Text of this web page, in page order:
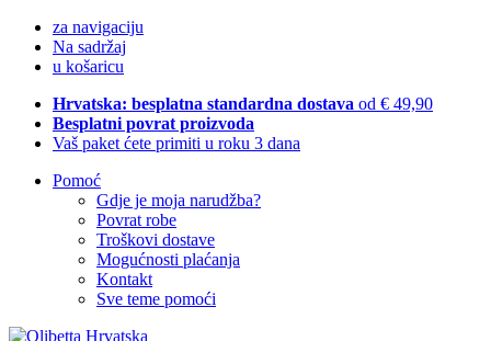
za navigaciju
Na sadržaj
u košaricu
Hrvatska: besplatna standardna dostava od € 49,90
Besplatni povrat proizvoda
Vaš paket ćete primiti u roku 3 dana
Pomoć
Gdje je moja narudžba?
Povrat robe
Troškovi dostave
Mogućnosti plaćanja
Kontakt
Sve teme pomoći